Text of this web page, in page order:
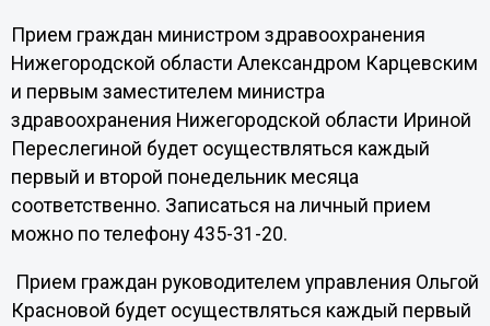
Прием граждан министром здравоохранения
Нижегородской области Александром Карцевским
и первым заместителем министра
здравоохранения Нижегородской области Ириной
Переслегиной будет осуществляться каждый
первый и второй понедельник месяца
соответственно. Записаться на личный прием
можно по телефону 435-31-20.
Прием граждан руководителем управления Ольгой
Красновой будет осуществляться каждый первый